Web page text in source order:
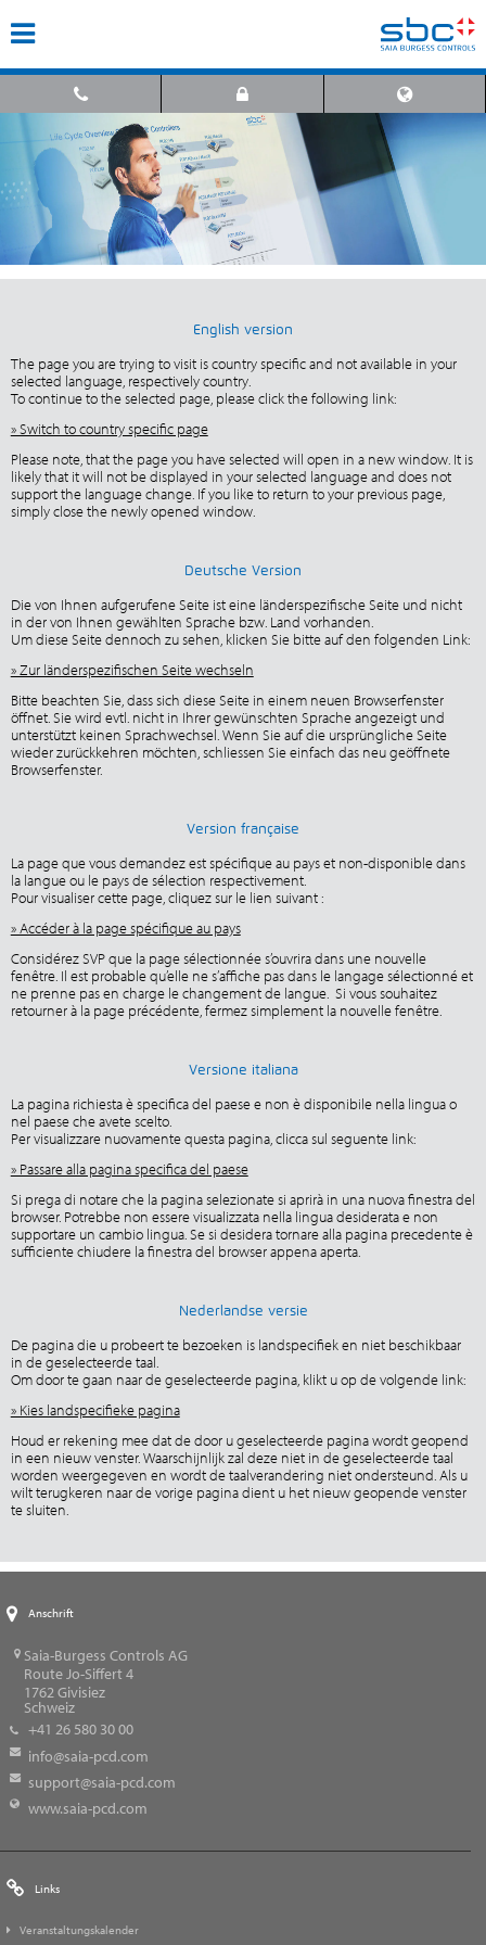
English version
The page you are trying to visit is country specific and not available in your
selected language, respectively country.
To continue to the selected page, please click the following link:
» Switch to country specific page
Please note, that the page you have selected will open in a new window. It is
likely that it will not be displayed in your selected language and does not
support the language change. If you like to return to your previous page,
simply close the newly opened window.
Deutsche Version
Die von Ihnen aufgerufene Seite ist eine länderspezifische Seite und nicht
in der von Ihnen gewählten Sprache bzw. Land vorhanden.
Um diese Seite dennoch zu sehen, klicken Sie bitte auf den folgenden Link:
» Zur länderspezifischen Seite wechseln
Bitte beachten Sie, dass sich diese Seite in einem neuen Browserfenster
öffnet. Sie wird evtl. nicht in Ihrer gewünschten Sprache angezeigt und
unterstützt keinen Sprachwechsel. Wenn Sie auf die ursprüngliche Seite
wieder zurückkehren möchten, schliessen Sie einfach das neu geöffnete
Browserfenster.
Version française
La page que vous demandez est spécifique au pays et non-disponible dans
la langue ou le pays de sélection respectivement.
Pour visualiser cette page, cliquez sur le lien suivant :
» Accéder à la page spécifique au pays
Considérez SVP que la page sélectionnée s’ouvrira dans une nouvelle
fenêtre. Il est probable qu’elle ne s’affiche pas dans le langage sélectionné et
ne prenne pas en charge le changement de langue. Si vous souhaitez
retourner à la page précédente, fermez simplement la nouvelle fenêtre.
Versione italiana
La pagina richiesta è specifica del paese e non è disponibile nella lingua o
nel paese che avete scelto.
Per visualizzare nuovamente questa pagina, clicca sul seguente link:
» Passare alla pagina specifica del paese
Si prega di notare che la pagina selezionate si aprirà in una nuova finestra del
browser. Potrebbe non essere visualizzata nella lingua desiderata e non
supportare un cambio lingua. Se si desidera tornare alla pagina precedente è
sufficiente chiudere la finestra del browser appena aperta.
Nederlandse versie
De pagina die u probeert te bezoeken is landspecifiek en niet beschikbaar
in de geselecteerde taal.
Om door te gaan naar de geselecteerde pagina, klikt u op de volgende link:
» Kies landspecifieke pagina
Houd er rekening mee dat de door u geselecteerde pagina wordt geopend
in een nieuw venster. Waarschijnlijk zal deze niet in de geselecteerde taal
worden weergegeven en wordt de taalverandering niet ondersteund. Als u
wilt terugkeren naar de vorige pagina dient u het nieuw geopende venster
te sluiten.
Anschrift
Saia-Burgess Controls AG
Route Jo-Siffert 4
1762Givisiez
Schweiz
+41 26 580 30 00
info@saia-pcd.com
support@saia-pcd.com
www.saia-pcd.com
Links
Veranstaltungskalender